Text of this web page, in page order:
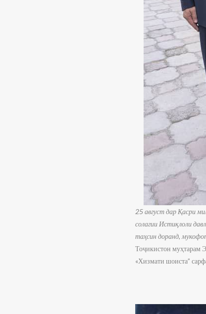
25 август дар Қасри
солагии Истиқлоли
таҳсин доранд,
Тоҷикистон муҳтарам
«Хизмати шоиста”